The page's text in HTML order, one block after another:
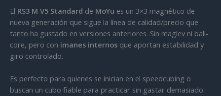
El RS3 M V5 Standard de MoYu es un 3×3 magnético de
nueva generación que sigue la línea de calidad/precio que
tanto ha gustado en versiones anteriores. Sin maglev ni ball-
core, pero con imanes internos que aportan estabilidad y
giro controlado.
Es perfecto para quienes se inician en el speedcubing o
buscan un cubo fiable para practicar sin gastar demasiado.